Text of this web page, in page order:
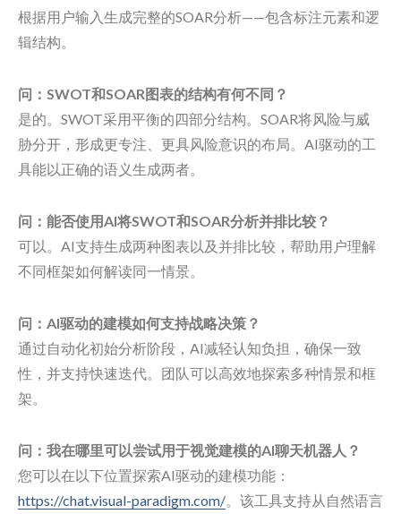
根据用户输入生成完整的SOAR分析——包含标注元素和逻
辑结构。
问：SWOT和SOAR图表的结构有何不同？
是的。SWOT采用平衡的四部分结构。SOAR将风险与威
胁分开，形成更专注、更具风险意识的布局。AI驱动的工
具能以正确的语义生成两者。
问：能否使用AI将SWOT和SOAR分析并排比较？
可以。AI支持生成两种图表以及并排比较，帮助用户理解
不同框架如何解读同一情景。
问：AI驱动的建模如何支持战略决策？
通过自动化初始分析阶段，AI减轻认知负担，确保一致
性，并支持快速迭代。团队可以高效地探索多种情景和框
架。
问：我在哪里可以尝试用于视觉建模的AI聊天机器人？
您可以在以下位置探索AI驱动的建模功能：
https://chat.visual-paradigm.com/。该工具支持从自然语言